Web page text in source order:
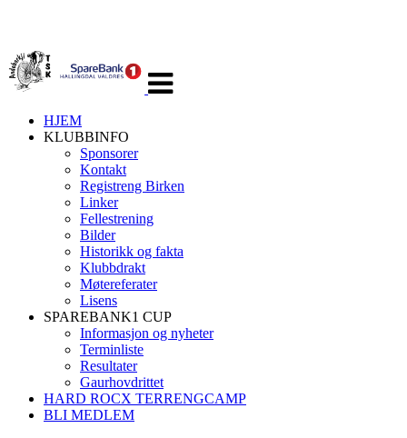
navigasjon
HJEM
KLUBBINFO
Sponsorer
Kontakt
Registreng Birken
Linker
Fellestrening
Bilder
Historikk og fakta
Klubbdrakt
Møtereferater
Lisens
SPAREBANK1 CUP
Informasjon og nyheter
Terminliste
Resultater
Gaurhovdrittet
HARD ROCX TERRENGCAMP
BLI MEDLEM